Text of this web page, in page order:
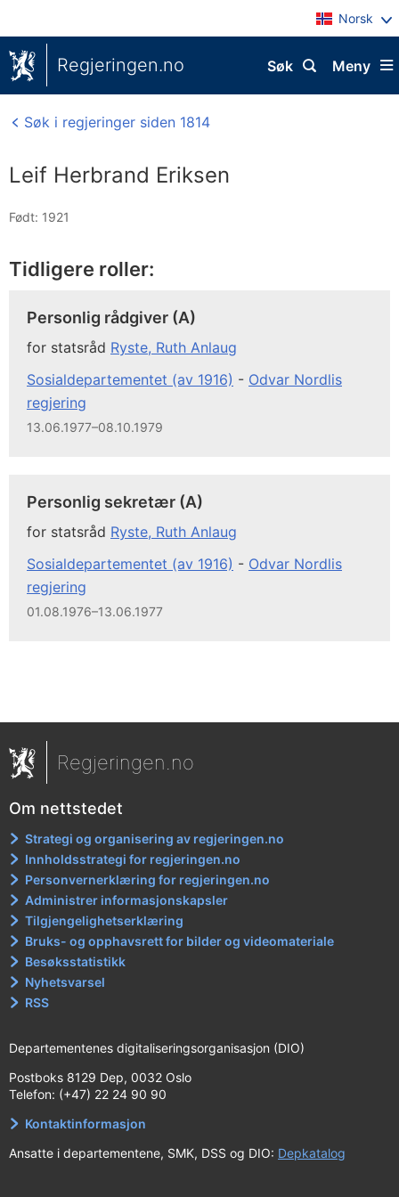
Norsk
Regjeringen.no Meny
Søk
Søk i regjeringer siden 1814
Leif Herbrand Eriksen
Født: 1921
Tidligere roller:
Personlig rådgiver (A)
for statsråd Ryste, Ruth Anlaug
Sosialdepartementet (av 1916) - Odvar Nordlis
regjering
13.06.1977–08.10.1979
Personlig sekretær (A)
for statsråd Ryste, Ruth Anlaug
Sosialdepartementet (av 1916) - Odvar Nordlis
regjering
01.08.1976–13.06.1977
Regjeringen.no
Om nettstedet
Strategi og organisering av regjeringen.no
Innholdsstrategi for regjeringen.no
Personvernerklæring for regjeringen.no
Administrer informasjonskapsler
Tilgjengelighetserklæring
Bruks- og opphavsrett for bilder og videomateriale
Besøksstatistikk
Nyhetsvarsel
RSS
Departementenes digitaliseringsorganisasjon (DIO)
Postboks 8129 Dep, 0032 Oslo
Telefon: (+47) 22 24 90 90
Kontaktinformasjon
Ansatte i departementene, SMK, DSS og DIO: Depkatalog